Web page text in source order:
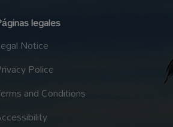
legales
Notice
Police
and Conditions